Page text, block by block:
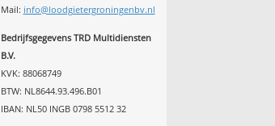
Mail: info@loodgietergroningenbv.nl
Bedrijfsgegevens TRD Multidiensten
B.V.
KVK: 88068749
BTW: NL8644.93.496.B01
IBAN: NL50 INGB 0798 5512 32